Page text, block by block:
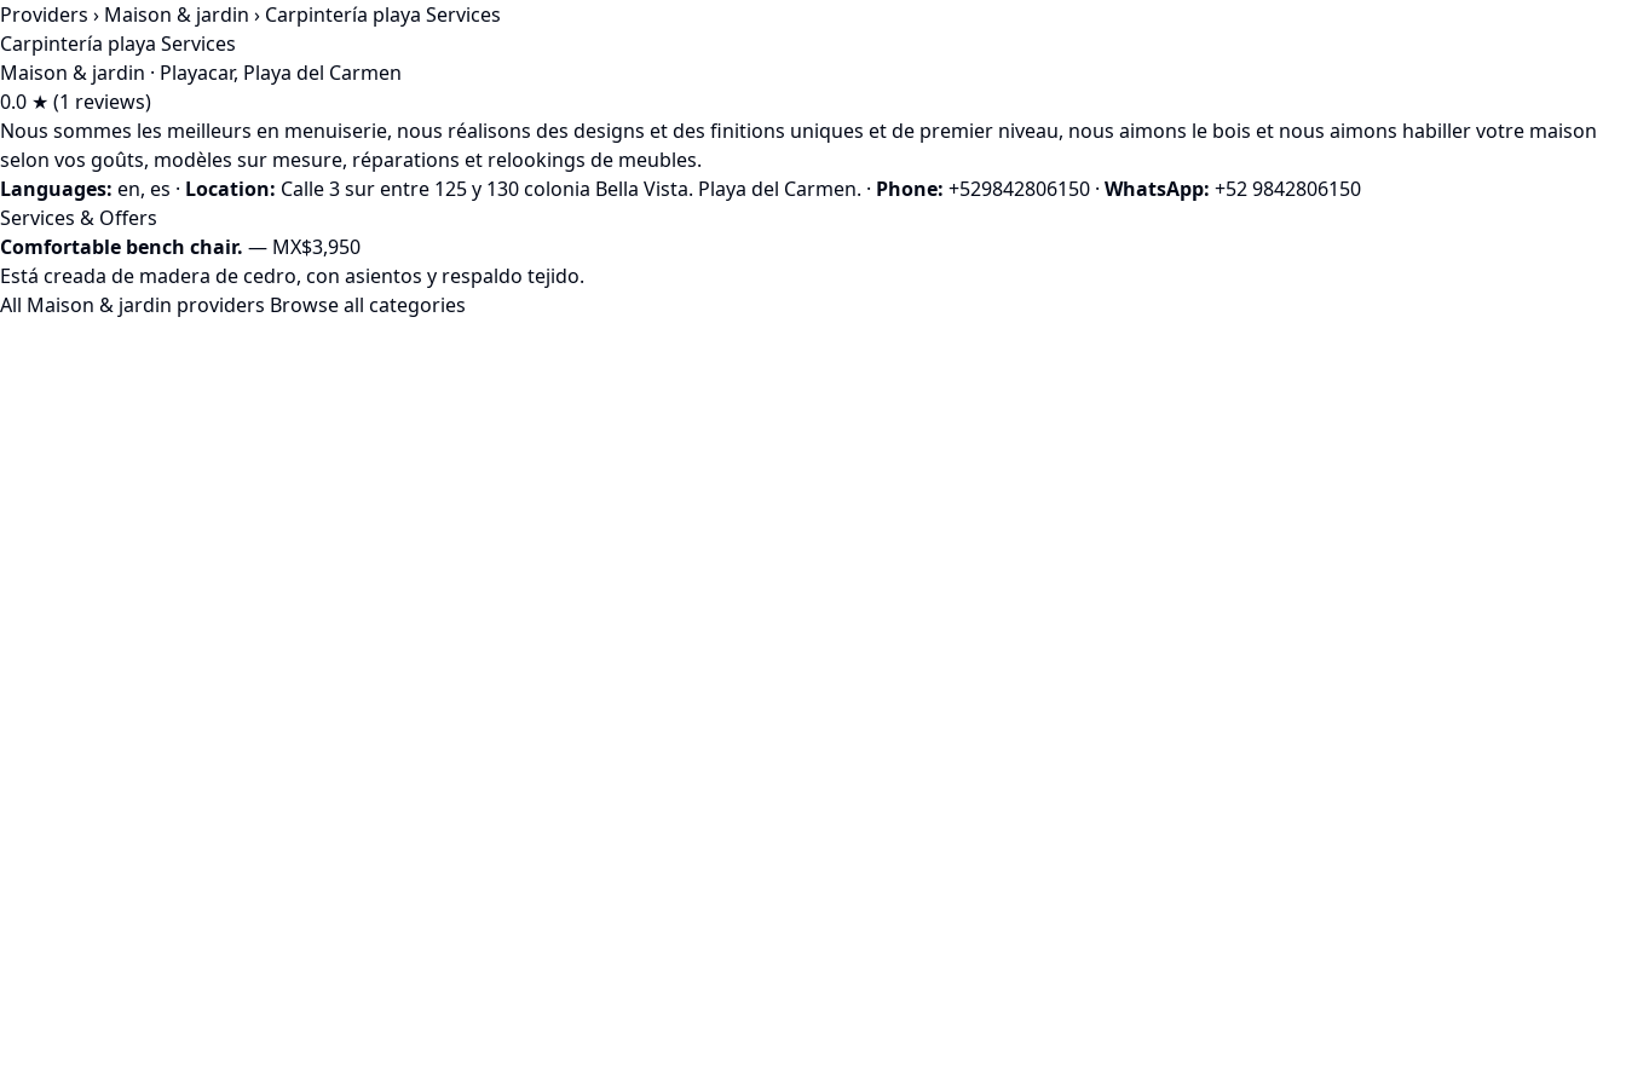
Providers › Maison & jardin › Carpintería playa Services
Carpintería playa Services
Maison & jardin · Playacar, Playa del Carmen
0.0 ★ (1 reviews)
Nous sommes les meilleurs en menuiserie, nous réalisons des designs et des finitions uniques et de premier niveau, nous aimons le bois et nous aimons habiller votre maison
selon vos goûts, modèles sur mesure, réparations et relookings de meubles.
Languages: en, es · Location: Calle 3 sur entre 125 y 130 colonia Bella Vista. Playa del Carmen. · Phone: +529842806150 · WhatsApp: +52 9842806150
Services & Offers
Comfortable bench chair. — MX$3,950
Está creada de madera de cedro, con asientos y respaldo tejido.
All Maison & jardin providers Browse all categories